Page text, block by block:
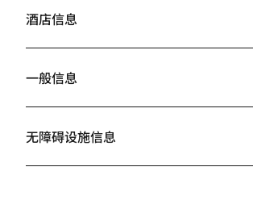
酒店信息
一般信息
无障碍设施信息